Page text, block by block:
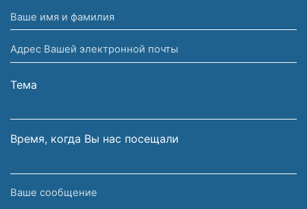
Ваше
имя
и
фамилия
Адрес
Вашей
электронной
Тема
Время, когда Вы нас посещали
Ваше